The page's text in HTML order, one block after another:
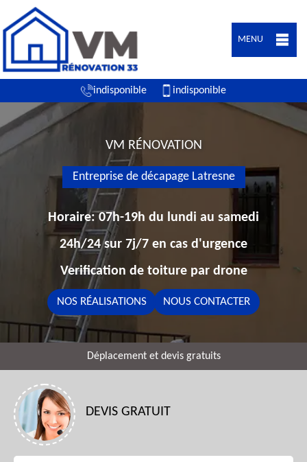
MENU
indisponible indisponible
VM RÉNOVATION
Entreprise de décapage Latresne
Horaire: 07h-19h du lundi au samedi
24h/24 sur 7j/7 en cas d'urgence
Verification de toiture par drone
NOS RÉALISATIONS NOUS CONTACTER
Déplacement et devis gratuits
DEVIS GRATUIT